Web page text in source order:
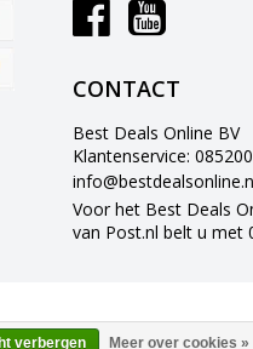
CONTACT
Best Deals Online BV
Klantenservice:
Voor het Best Deals
van Post.nl belt u met
verbergen Meer over cookies »